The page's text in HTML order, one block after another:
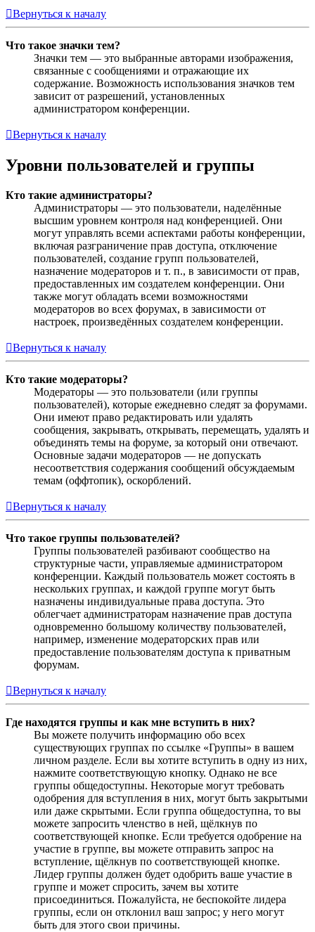
Вернуться к началу
Что такое значки тем?
Значки тем — это выбранные авторами изображения,
связанные с сообщениями и отражающие их
содержание. Возможность использования значков тем
зависит от разрешений, установленных
администратором конференции.
Вернуться к началу
Уровни пользователей и группы
Кто такие администраторы?
Администраторы — это пользователи, наделённые
высшим уровнем контроля над конференцией. Они
могут управлять всеми аспектами работы конференции,
включая разграничение прав доступа, отключение
пользователей, создание групп пользователей,
назначение модераторов и т. п., в зависимости от прав,
предоставленных им создателем конференции. Они
также могут обладать всеми возможностями
модераторов во всех форумах, в зависимости от
настроек, произведённых создателем конференции.
Вернуться к началу
Кто такие модераторы?
Модераторы — это пользователи (или группы
пользователей), которые ежедневно следят за форумами.
Они имеют право редактировать или удалять
сообщения, закрывать, открывать, перемещать, удалять и
объединять темы на форуме, за который они отвечают.
Основные задачи модераторов — не допускать
несоответствия содержания сообщений обсуждаемым
темам (оффтопик), оскорблений.
Вернуться к началу
Что такое группы пользователей?
Группы пользователей разбивают сообщество на
структурные части, управляемые администратором
конференции. Каждый пользователь может состоять в
нескольких группах, и каждой группе могут быть
назначены индивидуальные права доступа. Это
облегчает администраторам назначение прав доступа
одновременно большому количеству пользователей,
например, изменение модераторских прав или
предоставление пользователям доступа к приватным
форумам.
Вернуться к началу
Где находятся группы и как мне вступить в них?
Вы можете получить информацию обо всех
существующих группах по ссылке «Группы» в вашем
личном разделе. Если вы хотите вступить в одну из них,
нажмите соответствующую кнопку. Однако не все
группы общедоступны. Некоторые могут требовать
одобрения для вступления в них, могут быть закрытыми
или даже скрытыми. Если группа общедоступна, то вы
можете запросить членство в ней, щёлкнув по
соответствующей кнопке. Если требуется одобрение на
участие в группе, вы можете отправить запрос на
вступление, щёлкнув по соответствующей кнопке.
Лидер группы должен будет одобрить ваше участие в
группе и может спросить, зачем вы хотите
присоединиться. Пожалуйста, не беспокойте лидера
группы, если он отклонил ваш запрос; у него могут
быть для этого свои причины.